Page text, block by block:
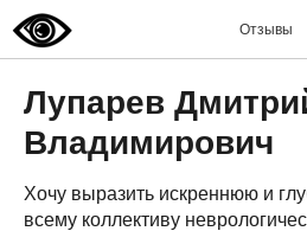
Отзывы
Лупарев
Владимирович
Хочу выразить искреннюю и
всему коллективу